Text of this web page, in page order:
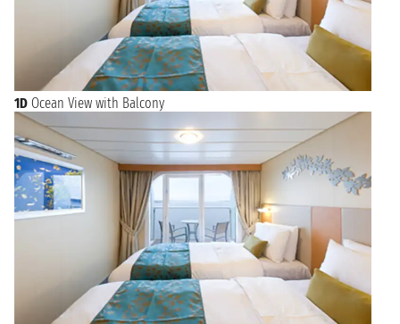
1D Ocean View with Balcony